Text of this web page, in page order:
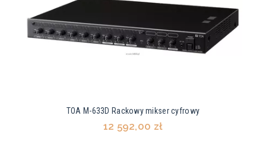
TOA M-633D Rackowy mikser cyfrowy
12 592,00 zł